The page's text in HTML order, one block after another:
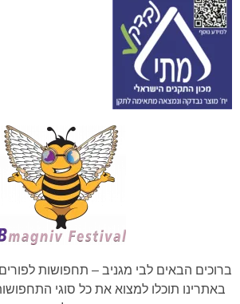
ברוכים הבאים לבי מגניב – תחפושות
באתרינו תוכלו למצוא את כל סוגי